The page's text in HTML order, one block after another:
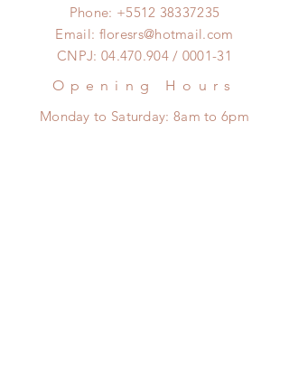
Phone: +5512 38337235
Email: floresrs@hotmail.com
CNPJ: 04.470.904/ 0001-31
Opening Hours
Monday to Saturday: 8am to 6pm